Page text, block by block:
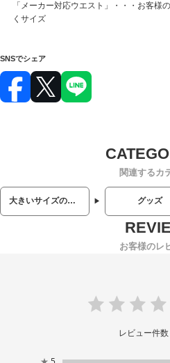
「メーカー対応ウエスト」・・・お客様
くサイズ
SNSでシェア
関連するカ
大きいサイズのメンズ服 グッズ
お客様のレ
レビュー件